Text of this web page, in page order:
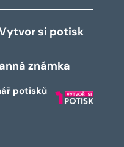
si potisk
známka
potisků